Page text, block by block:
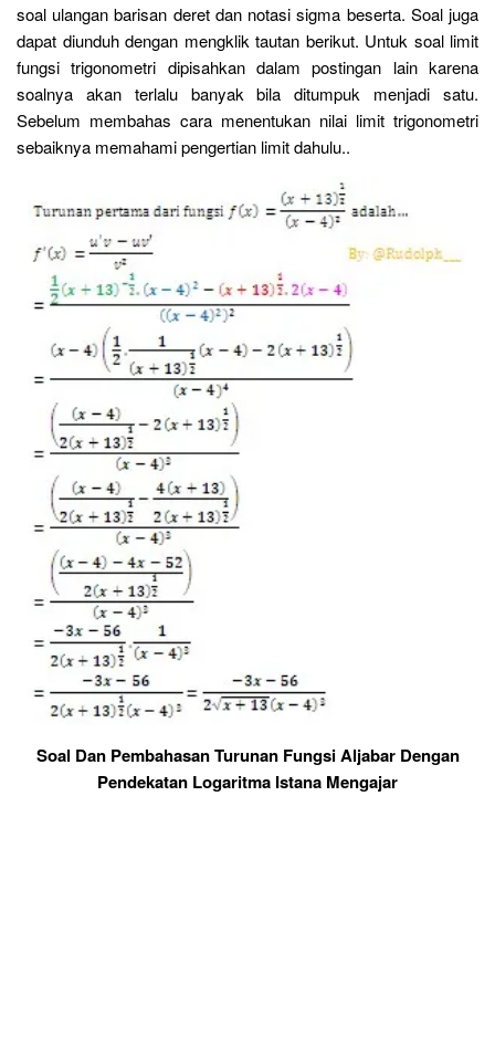
soal ulangan barisan deret dan notasi sigma beserta. Soal juga
dapat diunduh dengan mengklik tautan berikut. Untuk soal limit
fungsi trigonometri dipisahkan dalam postingan lain karena
soalnya akan terlalu banyak bila ditumpuk menjadi satu.
Sebelum membahas cara menentukan nilai limit trigonometri
sebaiknya memahami pengertian limit dahulu..
Soal Dan Pembahasan Turunan Fungsi Aljabar Dengan
Pendekatan Logaritma Istana Mengajar